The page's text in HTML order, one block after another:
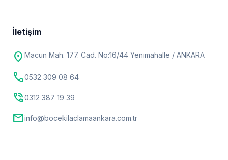
İletişim
location_on Macun Mah. 177. Cad. No:16/44 Yenimahalle / ANKARA
call0532 309 08 64
phone_in_talk0312 387 19 39
mailinfo@bocekilaclamaankara.com.tr